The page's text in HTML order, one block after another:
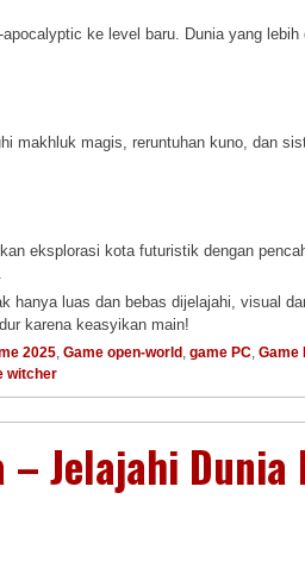
apocalyptic ke level baru. Dunia yang
makhluk magis, reruntuhan kuno, dan
eksplorasi kota futuristik dengan
hanya luas dan bebas dijelajahi, visual
karena keasyikan main!
2025, Game open-world , game PC, Game
witcher
Jelajahi Dunia